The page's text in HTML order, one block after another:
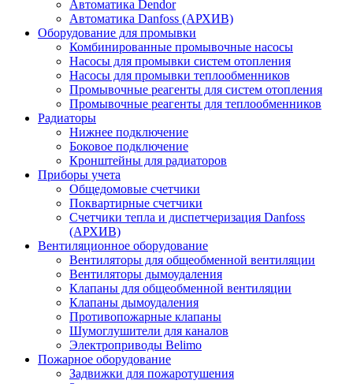
Автоматика Dendor
Автоматика Danfoss (АРХИВ)
Оборудование для промывки
Комбинированные промывочные насосы
Насосы для промывки систем отопления
Насосы для промывки теплообменников
Промывочные реагенты для систем отопления
Промывочные реагенты для теплообменников
Радиаторы
Нижнее подключение
Боковое подключение
Кронштейны для радиаторов
Приборы учета
Общедомовые счетчики
Поквартирные счетчики
Счетчики тепла и диспетчеризация Danfoss
(АРХИВ)
Вентиляционное оборудование
Вентиляторы для общеобменной вентиляции
Вентиляторы дымоудаления
Клапаны для общеобменной вентиляции
Клапаны дымоудаления
Противопожарные клапаны
Шумоглушители для каналов
Электроприводы Belimo
Пожарное оборудование
Задвижки для пожаротушения